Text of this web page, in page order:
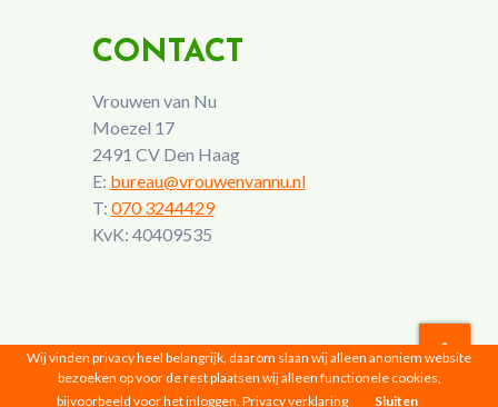
CONTACT
Vrouwen van Nu
Moezel 17
2491 CV Den Haag
E: bureau@vrouwenvannu.nl
T: 070 3244429
KvK: 40409535
Vrouwen van Nu © 2026 |Privacyverklaring
Wij vinden privacy heel belangrijk, daarom slaan wij alleen anoniem website
bezoeken op voor de rest plaatsen wij alleen functionele cookies,
bijvoorbeeld voor het inloggen. Privacy verklaring Sluiten